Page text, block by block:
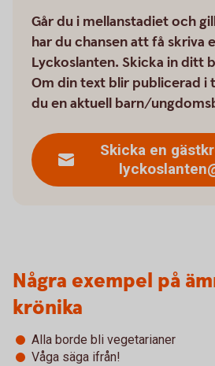
Går du i mellanstadiet och
har du chansen att få skriva
Lyckoslanten. Skicka in ditt
Om din text blir publicerad i
du en aktuell barn/
Skicka en
Några exempel på
krönika
Alla borde bli vegetarianer
Våga säga ifrån!